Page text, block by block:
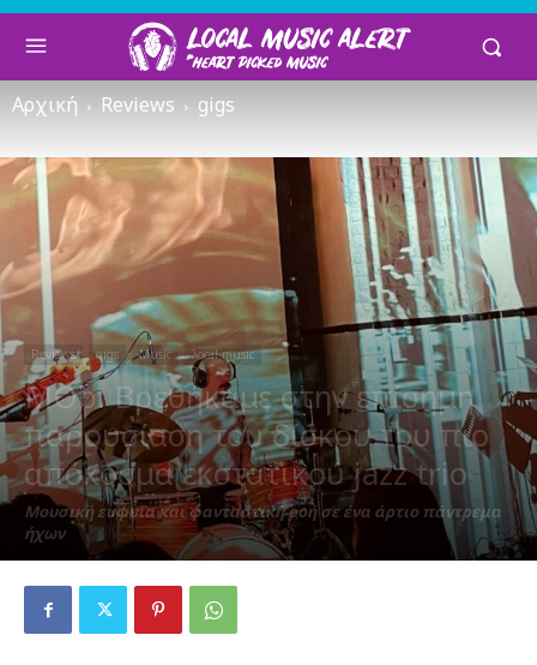
Αρχική Reviews gigs
Reviews gigs Music λocal music
ΜOb: Βρεθήκαμε στην επίσημη
παρουσίαση του δίσκου του πιο
απόκοσμα εκστατικού jazz trio
Μουσική ευφυΐα και φανταστική ροή σε ένα άρτιο πάντρεμα
ήχων
Από Μύριαμ Παρασκευοπούλου - 6 Μαΐου 2023 239 0